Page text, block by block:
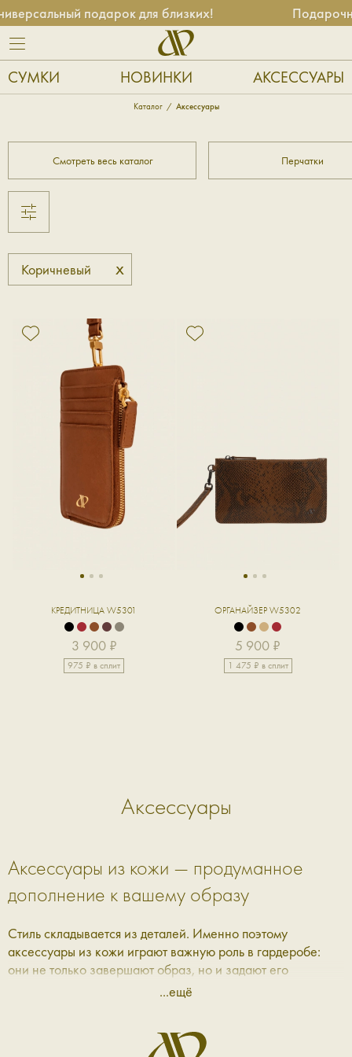
подарок для близких!
СУМКИ НОВИНКИ АКСЕССУАРЫ
Каталог Аксессуары
Смотреть весь каталог Перчатки
Коричневый x
1 2 3
КРЕДИТНИЦА W5301
3 900 ₽
975 ₽ в сплит
1 2 3
ОРГАНАЙЗЕР W5302
5 900 ₽
1 475 ₽ в сплит
Аксессуары
Аксессуары из кожи — продуманное
дополнение к вашему образу
Стиль складывается из деталей. Именно поэтому
аксессуары из кожи играют важную роль в гардеробе:
они не только завершают образ, но и задают его
настроение. В Aprell мы собрали коллекцию, где каждая
...ещё